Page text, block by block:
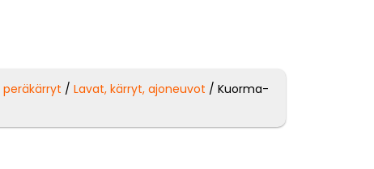
/Lavat, kärryt, ajoneuvot / Kuorma-